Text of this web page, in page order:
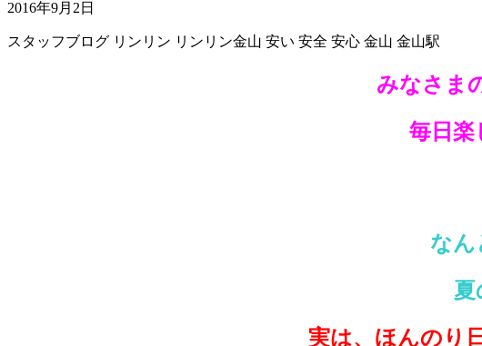
2016年9月2日
スタッフブログ リンリン リンリン金山 安い 安全 安心 金山 金山駅
みなさま
毎日
なん
夏
実は、ほんのり